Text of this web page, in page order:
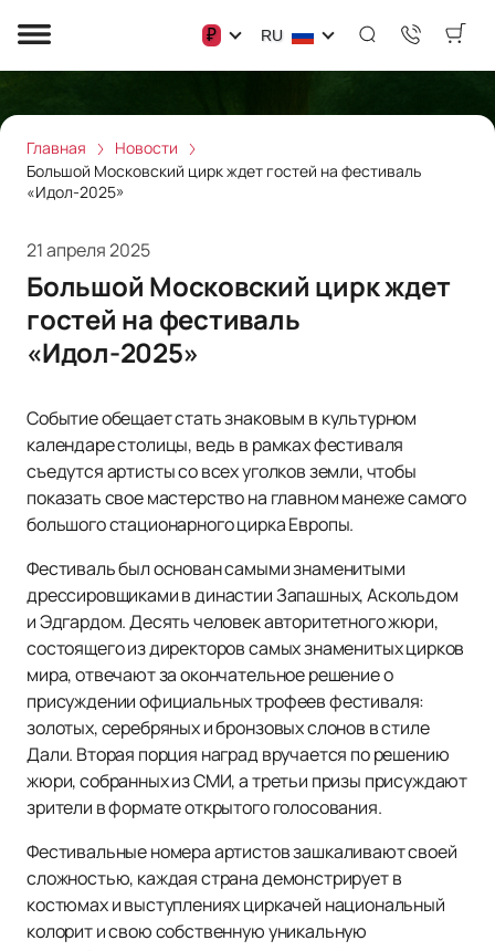
₽ RU
Главная
Новости
Большой Московский цирк ждет гостей на фестиваль
«Идол-2025»
21 апреля 2025
Большой Московский цирк ждет
гостей на фестиваль
«Идол-2025»
Событие обещает стать знаковым в культурном
календаре столицы, ведь в рамках фестиваля
съедутся артисты со всех уголков земли, чтобы
показать свое мастерство на главном манеже самого
большого стационарного цирка Европы.
Фестиваль был основан самыми знаменитыми
дрессировщиками в династии Запашных, Аскольдом
и Эдгардом. Десять человек авторитетного жюри,
состоящего из директоров самых знаменитых цирков
мира, отвечают за окончательное решение о
присуждении официальных трофеев фестиваля:
золотых, серебряных и бронзовых слонов в стиле
Дали. Вторая порция наград вручается по решению
жюри, собранных из СМИ, а третьи призы присуждают
зрители в формате открытого голосования.
Фестивальные номера артистов зашкаливают своей
сложностью, каждая страна демонстрирует в
костюмах и выступлениях циркачей национальный
колорит и свою собственную уникальную